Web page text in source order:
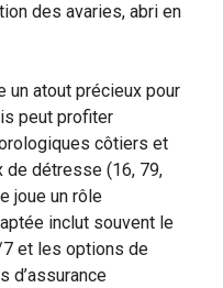
des avaries, abri en
un atout précieux pour
peut profiter
côtiers et
de détresse (16, 79,
joue un rôle
inclut souvent le
et les options de
d’assurance